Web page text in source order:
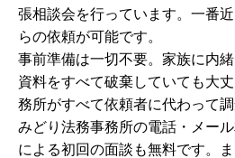
張相談会を行っています。一番
らの依頼が可能です。
事前準備は一切不要。家族に内
資料をすべて破棄していても大
務所がすべて依頼者に代わって調
みどり法務事務所の電話・メー
による初回の面談も無料です。